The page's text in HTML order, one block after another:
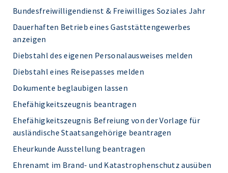
Bundesfreiwilligendienst & Freiwilliges Soziales Jahr
Dauerhaften Betrieb eines Gaststättengewerbes
anzeigen
Diebstahl des eigenen Personalausweises melden
Diebstahl eines Reisepasses melden
Dokumente beglaubigen lassen
Ehefähigkeitszeugnis beantragen
Ehefähigkeitszeugnis Befreiung von der Vorlage für
ausländische Staatsangehörige beantragen
Eheurkunde Ausstellung beantragen
Ehrenamt im Brand- und Katastrophenschutz ausüben